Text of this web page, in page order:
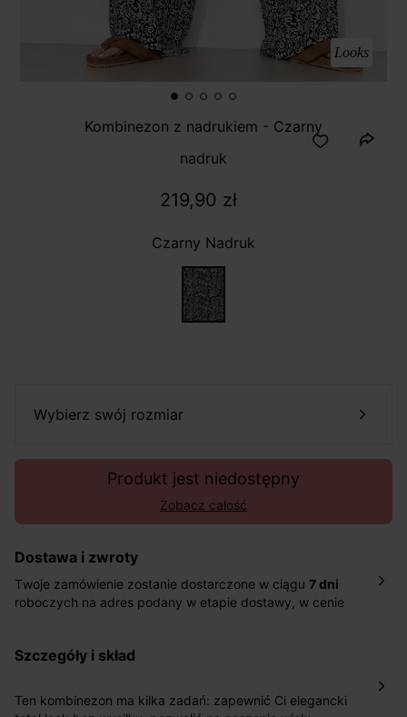
Looks
Kombinezon z nadrukiem - Czarny
nadruk
219,90 zł
Czarny Nadruk
wybierz swój rozmiar
Produkt jest niedostępny
Zobacz całość
Dostawa i zwroty
Twoje zamówienie zostanie dostarczone w ciągu 7 dni
roboczych na adres podany w etapie dostawy, w cenie
pośrednictwem DHL Express.
roboczych do wybranego przez Ciebie paczkomatu , a
szczegóły i skład
Ten kombinezon ma kilka zadań: zapewnić Ci elegancki